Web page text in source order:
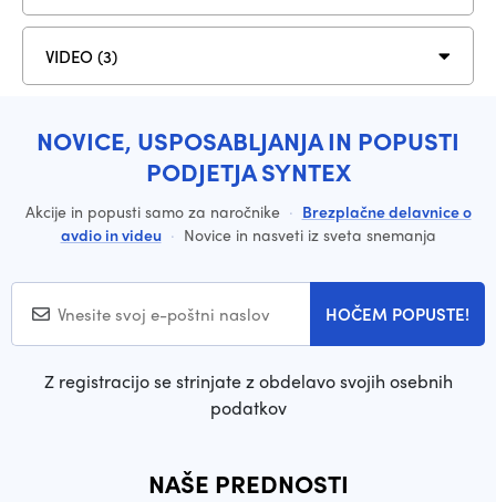
VIDEO (3)
NOVICE, USPOSABLJANJA IN POPUSTI
PODJETJA SYNTEX
Akcije in popusti samo za naročnike · Brezplačne delavnice o
avdio in videu · Novice in nasveti iz sveta snemanja
HOČEM POPUSTE!
Z registracijo se strinjate z obdelavo svojih osebnih
podatkov
NAŠE PREDNOSTI